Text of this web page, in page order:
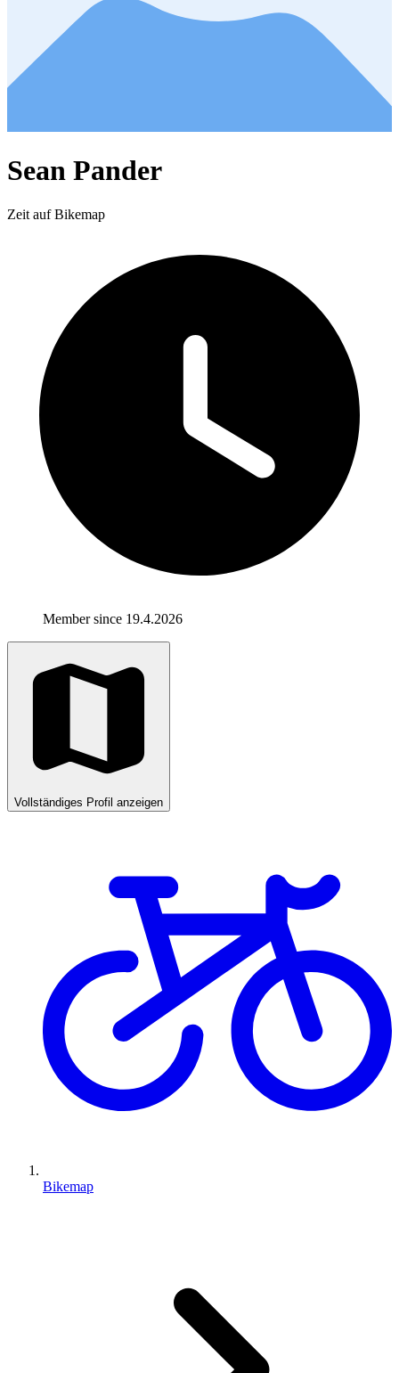
Sean Pander
Zeit auf Bikemap
Member since 19.4.2026
Vollständiges Profil anzeigen
Bikemap